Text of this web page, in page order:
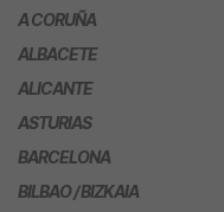
A CORUÑA
ALBACETE
ALICANTE
ASTURIAS
BARCELONA
BILBAO / BIZKAIA